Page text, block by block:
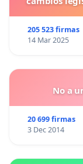
205 523 firmas
14 Mar 2025
No a
20 699 firmas
3 Dec 2014